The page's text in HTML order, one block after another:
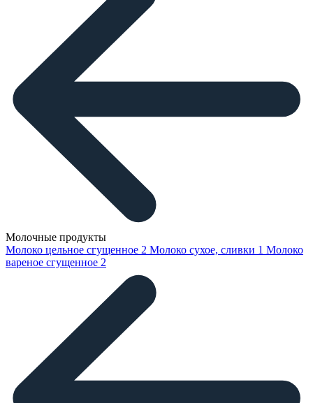
Молочные продукты
Молоко цельное сгущенное 2 Молоко сухое, сливки 1 Молоко
вареное сгущенное 2